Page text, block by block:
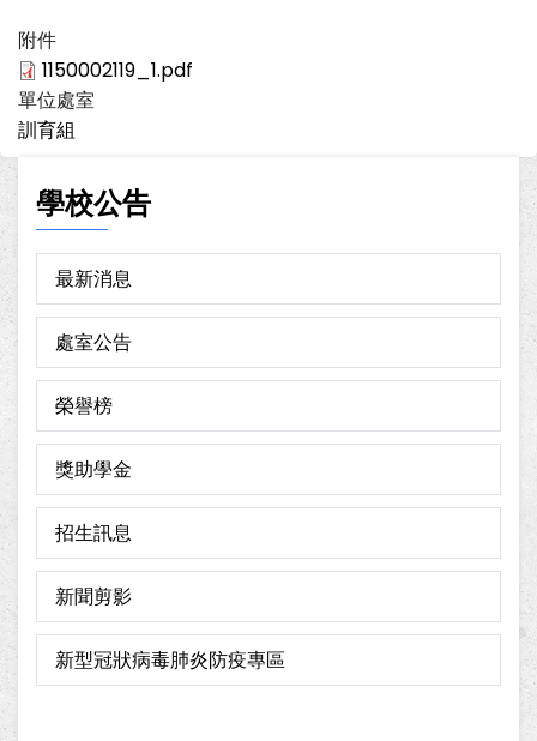
附件
1150002119_1.pdf
單位處室
訓育組
學校公告
最新消息
處室公告
榮譽榜
獎助學金
招生訊息
新聞剪影
新型冠狀病毒肺炎防疫專區